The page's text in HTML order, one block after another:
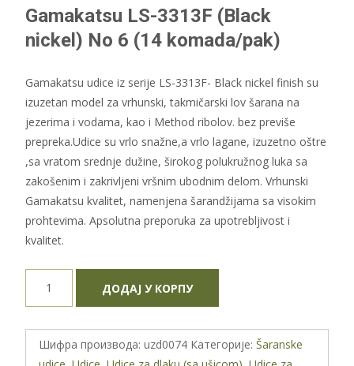
Gamakatsu LS-3313F (Black
nickel) No 6 (14 komada/pak)
Gamakatsu udice iz serije LS-3313F- Black nickel finish su
izuzetan model za vrhunski, takmičarski lov šarana na
jezerima i vodama, kao i Method ribolov. bez previše
prepreka.Udice su vrlo snažne,a vrlo lagane, izuzetno oštre
,sa vratom srednje dužine, širokog polukružnog luka sa
zakošenim i zakrivljeni vršnim ubodnim delom. Vrhunski
Gamakatsu kvalitet, namenjena šarandžijama sa visokim
prohtevima. Apsolutna preporuka za upotrebljivost i
kvalitet.
(Black
nickel)
ДОДАЈ У КОРПУ
Шифра производа: uzd0074 Категорије: Šaranske